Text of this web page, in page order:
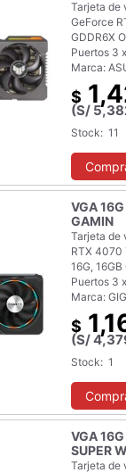
Tarjeta de
GeForce
GDDR6X
Puertos 3
Marca:
$
(S/
Stock: 11
VGA
GAMIN
Tarjeta de
RTX 4070
16G,
Puertos 3
Marca:
$
(S/
Stock: 1
VGA
SUPER
Tarjeta de